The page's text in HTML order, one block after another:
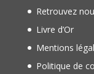
Retrouvez
Livre d’Or
Mentions
Politique de